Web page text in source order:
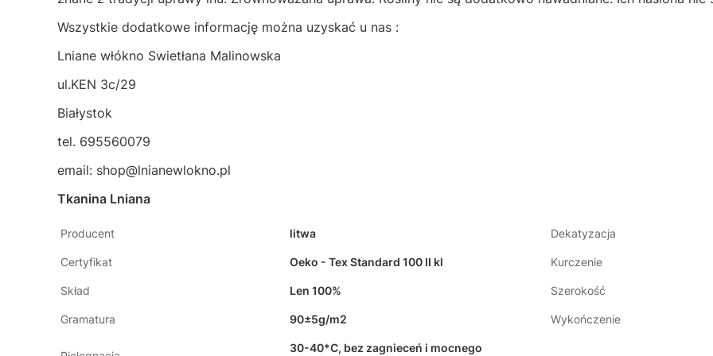
Wszystkie dodatkowe informację można uzyskać u nas :
Lniane włókno Swietłana Malinowska
ul.KEN 3c/29
Białystok
tel. 695560079
email: shop@lnianewlokno.pl
Tkanina Lniana
Producent litwa Dekatyzacja
Certyfikat Oeko - Tex Standard 100 II kl Kurczenie
Skład Len 100% Szerokość
Gramatura 90±5g/m2 Wykończenie
30-40*C, bez zagnieceń i mocnego